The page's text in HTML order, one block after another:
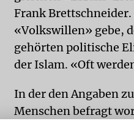
Frank
«Volkswillen» gebe,
gehörten politische
der Islam. «Oft
In der den Angaben
Menschen befragt